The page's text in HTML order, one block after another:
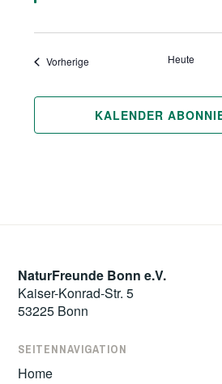
VorherigeVeranstaltungen Heute
KALENDER
NaturFreunde Bonn e.V.
Kaiser-Konrad-Str. 5
53225 Bonn
SEITENNAVIGATION
Home